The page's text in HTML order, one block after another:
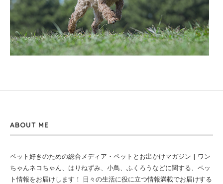
ABOUT ME
ペット好きのための総合メディア・ペットとお出かけマガジン | ワン
ちゃんネコちゃん、はりねずみ、小鳥、ふくろうなどに関する、ペッ
ト情報をお届けします！ 日々の生活に役に立つ情報満載でお届けする